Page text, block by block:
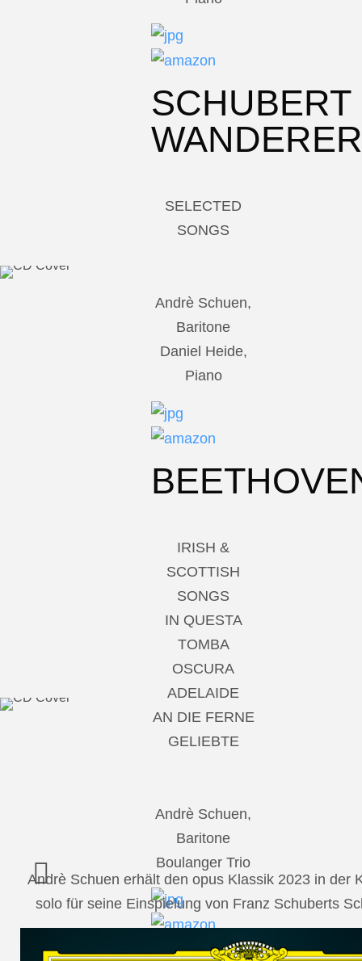
SCHUBERT
WANDERER
SELECTED
SONGS
Andrè Schuen,
Baritone
Daniel Heide,
Piano
IRISH &
SCOTTISH
SONGS
IN QUESTA
TOMBA
OSCURA
ADELAIDE
AN DIE FERNE
GELIEBTE
Andrè Schuen,
Baritone
Boulanger Trio
Andrè Schuen erhält den opus Klassik 2023 in der
solo für seine Einspielung von Franz Schuberts